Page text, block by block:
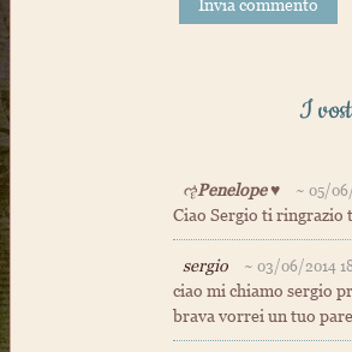
Invia commento
I
ૡPenelope♥ ~ 05/
Ciao Sergio ti
sergio ~ 03/06/2014
ciao mi chiamo sergio
brava vorrei un tuo